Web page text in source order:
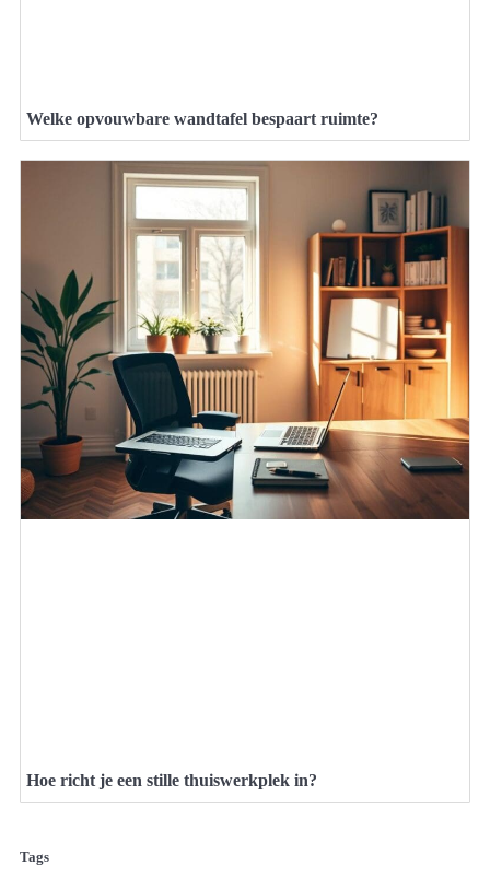
Welke opvouwbare wandtafel bespaart ruimte?
Hoe richt je een stille thuiswerkplek in?
Tags